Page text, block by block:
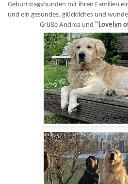
Geburtstagshunden mit ihren Familien
und ein gesundes, glückliches und
Grüße Andrea und "Lovelyn